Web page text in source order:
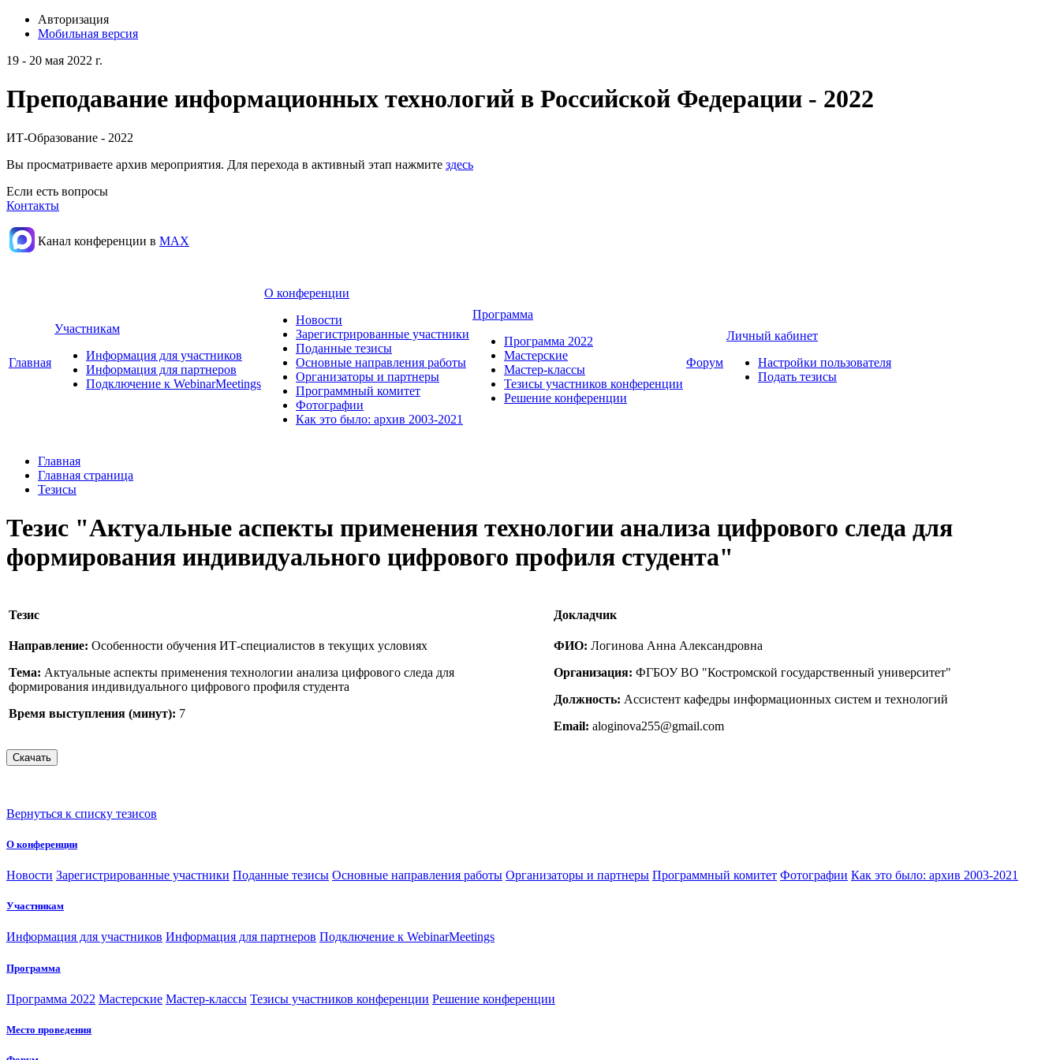
Авторизация
Мобильная версия
19 - 20 мая 2022 г.
Преподавание информационных технологий в Российской Федерации - 2022
ИТ-Образование - 2022
Вы просматриваете архив мероприятия. Для перехода в активный этап нажмите здесь
Если есть вопросы
Контакты
Канал конференции в МАХ
Главная
Участникам
Информация для участников
Информация для партнеров
Подключение к WebinarMeetings
О конференции
Новости
Зарегистрированные участники
Поданные тезисы
Основные направления работы
Организаторы и партнеры
Программный комитет
Фотографии
Как это было: архив 2003-2021
Программа
Программа 2022
Мастерские
Мастер-классы
Тезисы участников конференции
Решение конференции
Форум
Личный кабинет
Настройки пользователя
Подать тезисы
Главная
Главная страница
Тезисы
Тезис "Актуальные аспекты применения технологии анализа цифрового следа для
формирования индивидуального цифрового профиля студента"
Тезис
Направление: Особенности обучения ИТ-специалистов в текущих условиях
Тема: Актуальные аспекты применения технологии анализа цифрового следа для
формирования индивидуального цифрового профиля студента
Время выступления (минут): 7
Докладчик
ФИО: Логинова Анна Александровна
Организация: ФГБОУ ВО "Костромской государственный университет"
Должность: Ассистент кафедры информационных систем и технологий
Email: aloginova255@gmail.com
Вернуться к списку тезисов
О конференции
Новости Зарегистрированные участники Поданные тезисы Основные направления работы Организаторы и партнеры Программный комитет Фотографии Как это было: архив 2003-2021
Участникам
Информация для участников Информация для партнеров Подключение к WebinarMeetings
Программа
Программа 2022 Мастерские Мастер-классы Тезисы участников конференции Решение конференции
Место проведения